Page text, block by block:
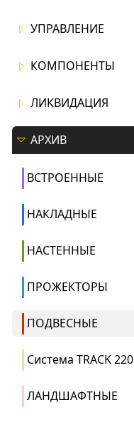
УПРАВЛЕНИЕ
КОМПОНЕНТЫ
ЛИКВИДАЦИЯ
АРХИВ
ВСТРОЕННЫЕ
НАКЛАДНЫЕ
НАСТЕННЫЕ
ПРОЖЕКТОРЫ
ПОДВЕСНЫЕ
Система TRACK 220
ЛАНДШАФТНЫЕ